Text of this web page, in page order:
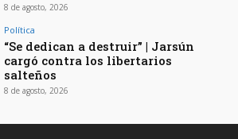
8 de agosto, 2026
Política
“Se dedican a destruir” | Jarsún
cargó contra los libertarios
salteños
8 de agosto, 2026